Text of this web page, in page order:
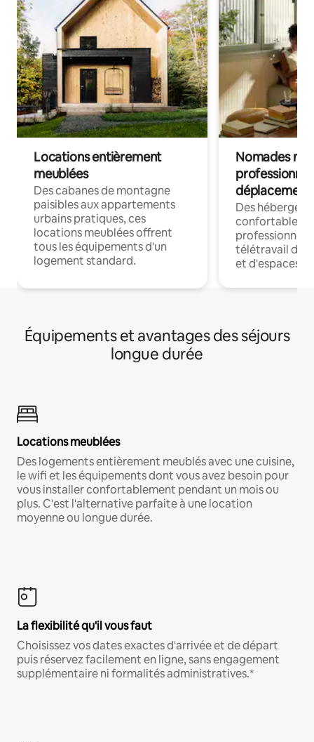
Locations entièrement
meublées
Des cabanes de montagne
paisibles aux appartements
urbains pratiques, ces
locations meublées offrent
tous les équipements d'un
logement standard.
Nomades
déplacement
Des
confortables
professionnels
télétravail
et d'espaces
Équipements et avantages des séjours
longue durée
Locations meublées
Des logements entièrement meublés avec une cuisine,
le wifi et les équipements dont vous avez besoin pour
vous installer confortablement pendant un mois ou
plus. C'est l'alternative parfaite à une location
moyenne ou longue durée.
La flexibilité qu'il vous faut
Choisissez vos dates exactes d'arrivée et de départ
puis réservez facilement en ligne, sans engagement
supplémentaire ni formalités administratives.*